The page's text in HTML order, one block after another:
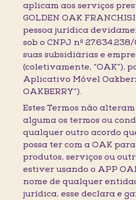
aplicam aos serviços
GOLDEN OAK
pessoa jurídica
sob o CNPJ nº
suas subsidiárias e
(coletivamente, “OAK”),
Aplicativo Móvel
OAKBERRY”).
Estes Termos não
alguma os termos ou
qualquer outro acordo
possa ter com a OAK para
produtos, serviços ou
estiver usando o APP
nome de qualquer
jurídica, esse declara e